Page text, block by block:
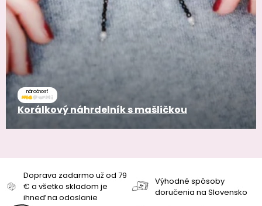
náročnosť
Korálkový náhrdelník s mašličkou
Doprava zadarmo už od 79
€ a všetko skladom je
ihneď na odoslanie
Výhodné spôsoby
doručenia na Slovensko